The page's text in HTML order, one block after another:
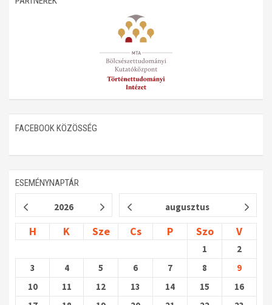
A trianoni szerződés
Műhelymunkák
FACEBOOK KÖZÖSSÉG
ESEMÉNYNAPTÁR
2026 augusztus
H K Sze Cs P Szo V
1
2
3
4 5 6 7 8
9
10
11 12 13 14 15
16